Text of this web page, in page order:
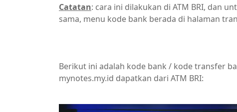
Catatan: cara ini dilakukan di ATM BRI, dan
sama, menu kode bank berada di halaman
Berikut ini adalah kode bank / kode transfer
mynotes.my.id dapatkan dari ATM BRI: